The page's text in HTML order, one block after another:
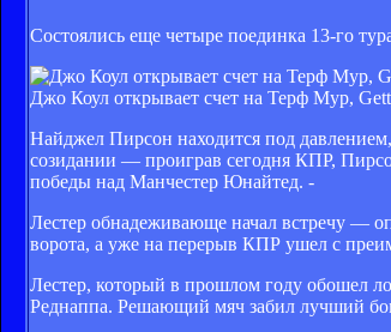
Состоялись еще четыре поединка 13-го
Джо Коул открывает счет на Терф Мур,
Найджел Пирсон находится под
созидании — проиграв сегодня КПР,
победы над Манчестер Юнайтед. -
Лестер обнадеживающе начал встречу —
ворота, а уже на перерыв КПР ушел с
Лестер, который в прошлом году обошел
Реднаппа. Решающий мяч забил лучший